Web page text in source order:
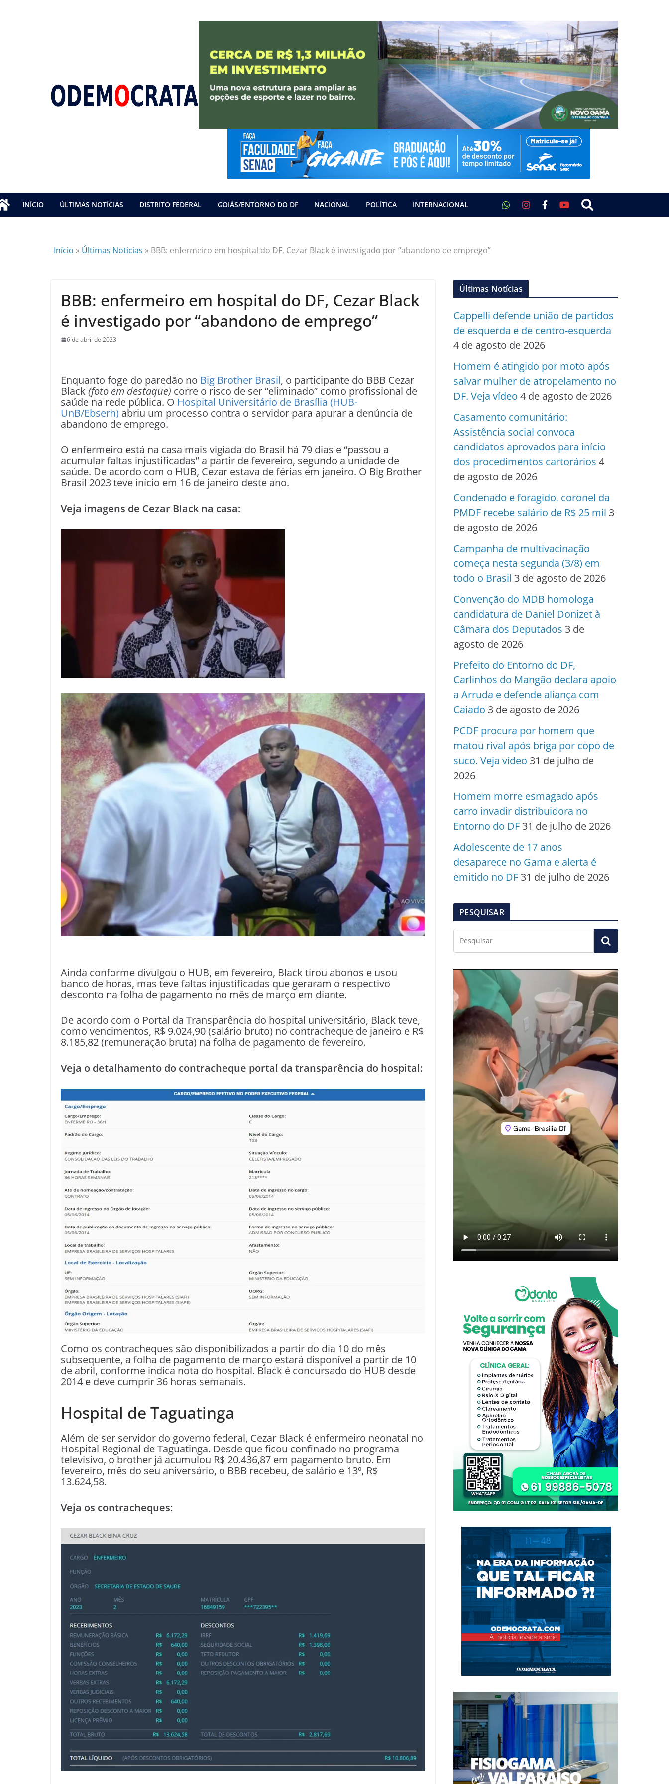
INÍCIO ÚLTIMAS NOTÍCIAS DISTRITO FEDERAL GOIÁS/ENTORNO DO DF NACIONAL POLÍTICA INTERNACIONAL
Início » Últimas Noticias » BBB: enfermeiro em hospital do DF, Cezar Black é investigado por “abandono de emprego”
BBB: enfermeiro em hospital do DF, Cezar Black
é investigado por “abandono de emprego”
6 de abril de 2023
Enquanto foge do paredão no Big Brother Brasil, o participante do BBB Cezar
Black (foto em destaque) corre o risco de ser “eliminado” como profissional de
saúde na rede pública. O Hospital Universitário de Brasília (HUB-
UnB/Ebserh) abriu um processo contra o servidor para apurar a denúncia de
abandono de emprego.
O enfermeiro está na casa mais vigiada do Brasil há 79 dias e “passou a
acumular faltas injustificadas” a partir de fevereiro, segundo a unidade de
saúde. De acordo com o HUB, Cezar estava de férias em janeiro. O Big Brother
Brasil 2023 teve início em 16 de janeiro deste ano.
Veja imagens de Cezar Black na casa:
Ainda conforme divulgou o HUB, em fevereiro, Black tirou abonos e usou
banco de horas, mas teve faltas injustificadas que geraram o respectivo
desconto na folha de pagamento no mês de março em diante.
De acordo com o Portal da Transparência do hospital universitário, Black teve,
como vencimentos, R$ 9.024,90 (salário bruto) no contracheque de janeiro e R$
8.185,82 (remuneração bruta) na folha de pagamento de fevereiro.
Veja o detalhamento do contracheque portal da transparência do hospital:
Como os contracheques são disponibilizados a partir do dia 10 do mês
subsequente, a folha de pagamento de março estará disponível a partir de 10
de abril, conforme indica nota do hospital. Black é concursado do HUB desde
2014 e deve cumprir 36 horas semanais.
Hospital de Taguatinga
Além de ser servidor do governo federal, Cezar Black é enfermeiro neonatal no
Hospital Regional de Taguatinga. Desde que ficou confinado no programa
televisivo, o brother já acumulou R$ 20.436,87 em pagamento bruto. Em
fevereiro, mês do seu aniversário, o BBB recebeu, de salário e 13º, R$
13.624,58.
Veja os contracheques:
Últimas Notícias
Cappelli defende união de partidos
de esquerda e de centro-esquerda
4 de agosto de 2026
Homem é atingido por moto após
salvar mulher de atropelamento no
DF. Veja vídeo 4 de agosto de 2026
Casamento comunitário:
Assistência social convoca
candidatos aprovados para início
dos procedimentos cartorários 4
de agosto de 2026
Condenado e foragido, coronel da
PMDF recebe salário de R$ 25 mil 3
de agosto de 2026
Campanha de multivacinação
começa nesta segunda (3/8) em
todo o Brasil 3 de agosto de 2026
Convenção do MDB homologa
candidatura de Daniel Donizet à
Câmara dos Deputados 3 de
agosto de 2026
Prefeito do Entorno do DF,
Carlinhos do Mangão declara apoio
a Arruda e defende aliança com
Caiado 3 de agosto de 2026
PCDF procura por homem que
matou rival após briga por copo de
suco. Veja vídeo 31 de julho de
2026
Homem morre esmagado após
carro invadir distribuidora no
Entorno do DF 31 de julho de 2026
Adolescente de 17 anos
desaparece no Gama e alerta é
emitido no DF 31 de julho de 2026
PESQUISAR